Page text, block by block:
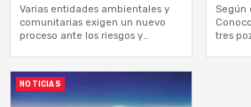
Varias entidades ambientales y
comunitarias exigen un nuevo
proceso ante los riesgos y
la comunidad Sabana,…
Según
tres
NOTICIAS